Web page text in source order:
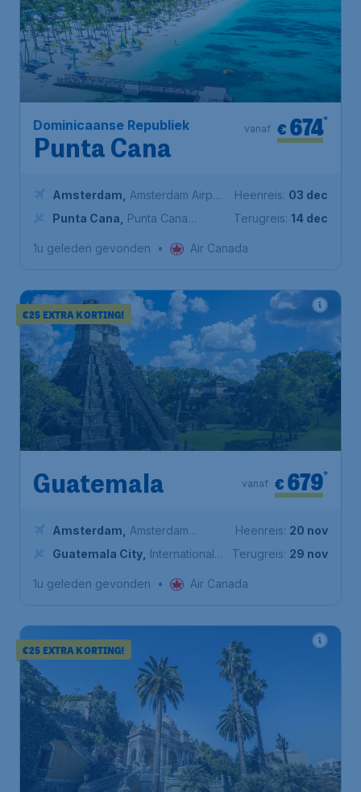
Dominicaanse Republiek
Punta Cana
€ 674*
vanaf
Amsterdam
Amsterdam Airport
Schiphol
Punta Cana
Punta Cana
Heenreis: 03 dec
Terugreis: 14 dec
1u geleden gevonden • Air Canada
€25 EXTRA KORTING!
Guatemala € 679*
vanaf
Amsterdam
Amsterdam
Airport Schiphol
Guatemala City Internationale
Heenreis: 20 nov
Terugreis: 29 nov
1u geleden gevonden • Air Canada
€25 EXTRA KORTING!